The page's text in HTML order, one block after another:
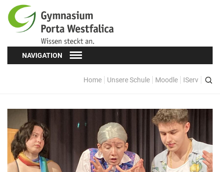
NAVIGATION
Home Unsere Schule Moodle IServ
Schülervertretung (SV)
Oberstufe
Formulare
Kopf hoch! – Beratung für Schüler*innen